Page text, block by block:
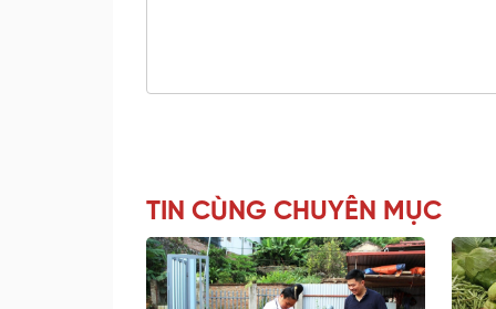
TIN CÙNG CHUYÊN MỤC